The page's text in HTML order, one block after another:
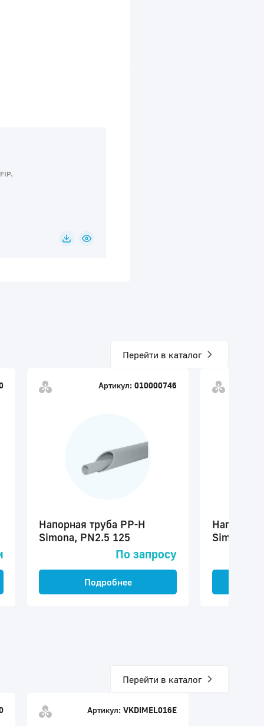
Перейти в каталог
Артикул: 010000746
Напорная труба PP-H
Simona, PN2.5 125
По запросу
Подробнее
Напорная
Simona,
Перейти в каталог
Артикул: VKDIMEL016E